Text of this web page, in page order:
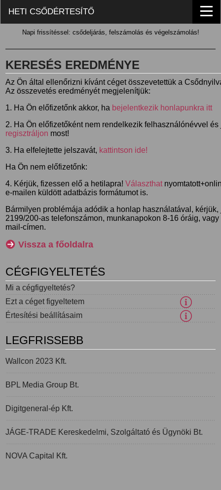
HETI CSŐDÉRTESÍTŐ
Napi frissítéssel: csődeljárás, felszámolás és végelszámolás!
KERESÉS EREDMÉNYE
Az Ön által ellenőrizni kívánt céget összevetettük a
Az összevetés eredményét megjelenítjük:
1. Ha Ön előfizetőnk akkor, ha bejelentkezik honlapunkra itt
2. Ha Ön előfizetőként nem rendelkezik felhasználónévvel
regisztráljon most!
3. Ha elfelejtette jelszavát, kattintson ide!
Ha Ön nem előfizetőnk:
4. Kérjük, fizessen elő a hetilapra!Választhat
e-mailen küldött adatbázis formátumot is.
Bármilyen problémája adódik a honlap használatával,
2199/200-as telefonszámon, munkanapokon 8-16 óráig,
mail-címen.
Vissza a főoldalra
CÉGFIGYELTETÉS
Mi a cégfigyeltetés?
Ezt a céget figyeltetem
Értesítési beállításaim
LEGFRISSEBB
Wallcon 2023 Kft.
BPL Media Group Bt.
Digitgeneral-ép Kft.
JÁGE-TRADE Kereskedelmi, Szolgáltató és Ügynöki Bt.
NOVA Capital Kft.